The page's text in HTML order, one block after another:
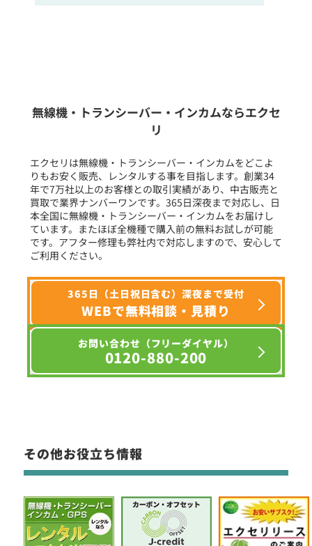
フリーワード入力(製品名等)
選択条件をリセット
無線機・トランシーバー・インカムならエクセ
リ
エクセリは無線機・トランシーバー・インカムをどこよ
りもお安く販売、レンタルする事を目指します。創業34
年で7万社以上のお客様との取引実績があり、中古販売と
買取で業界ナンバーワンです。365日深夜まで対応し、日
本全国に無線機・トランシーバー・インカムをお届けし
ています。またほぼ全機種で購入前の無料お試しが可能
です。アフター修理も弊社内で対応しますので、安心して
ご利用ください。
365日（土日祝日含む）深夜まで受付
WEBで無料相談・見積り
お問い合わせ（フリーダイヤル）
0120-880-200
その他お役立ち情報